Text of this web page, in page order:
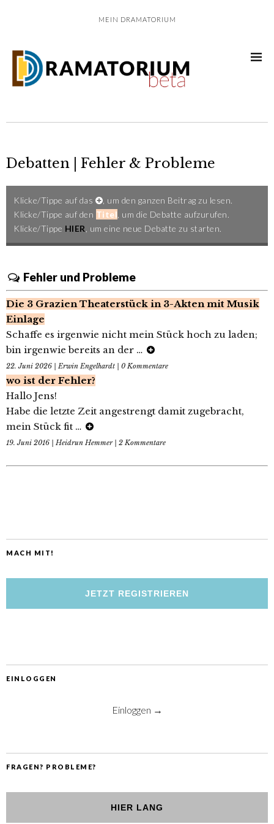
MEIN DRAMATORIUM
Debatten | Fehler & Probleme
Klicke/Tippe auf das
, um den ganzen Beitrag zu lesen.
Klicke/Tippe auf den Titel , um die Debatte aufzurufen.
Klicke/Tippe HIER , um eine neue Debatte zu starten.
Fehler und Probleme
Die 3 Grazien Theaterstück in 3-Akten mit Musik
Einlage
Schaffe es irgenwie nicht mein Stück hoch zu laden;
bin irgenwie bereits an der …
22. Juni 2026 | Erwin Engelhardt | 0 Kommentare
wo ist der Fehler?
Hallo Jens!
Habe die letzte Zeit angestrengt damit zugebracht,
mein Stück fit …
19. Juni 2016 | Heidrun Hemmer | 2 Kommentare
MACH MIT!
JETZT REGISTRIEREN
EINLOGGEN
Einloggen →
FRAGEN? PROBLEME?
HIER LANG